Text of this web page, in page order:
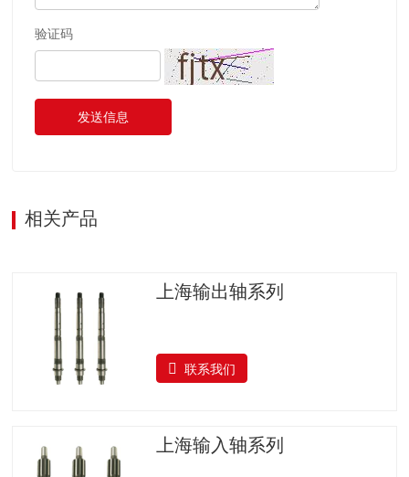
验证码
发送信息
相关产品
上海输出轴系列
联系我们
上海输入轴系列